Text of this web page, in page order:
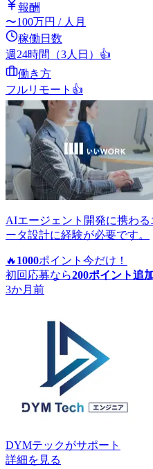
報酬
〜100万円 / 人月
稼働日数
週24時間（3人日） 👍
働き方
フルリモート 👍
AIエージェント開発に携わ
ータ設計に経験が必要です。
🔥 1000ポイント 今だけ！
初回応募なら200ポイント追
3か月前
DYMテックがサポート
詳細を見る